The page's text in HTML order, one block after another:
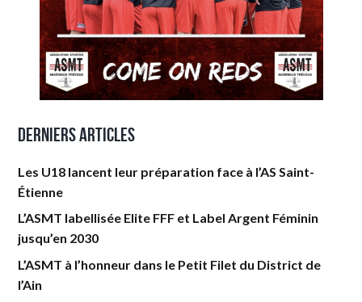
Derniers articles
Les U18 lancent leur préparation face à l’AS Saint-
Étienne
L’ASMT labellisée Elite FFF et Label Argent Féminin
jusqu’en 2030
L’ASMT à l’honneur dans le Petit Filet du District de
l’Ain